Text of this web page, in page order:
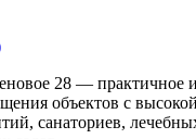
28 — практичное
объектов с
санаториев,